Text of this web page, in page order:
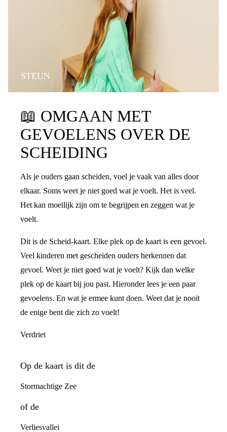
STEUN
📖 OMGAAN MET
GEVOELENS OVER DE
SCHEIDING
Als je ouders gaan scheiden, voel je vaak van alles door
elkaar. Soms weet je niet goed wat je voelt. Het is veel.
Het kan moeilijk zijn om te begrijpen en zeggen wat je
voelt.
Dit is de Scheid-kaart. Elke plek op de kaart is een gevoel.
Veel kinderen met gescheiden ouders herkennen dat
gevoel. Weet je niet goed wat je voelt? Kijk dan welke
plek op de kaart bij jou past. Hieronder lees je een paar
gevoelens. En wat je ermee kunt doen. Weet dat je nooit
de enige bent die zich zo voelt!
Verdriet
Op de kaart is dit de
Stormachtige Zee
of de
Verliesvallei